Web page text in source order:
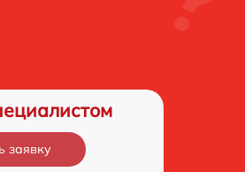
заявку